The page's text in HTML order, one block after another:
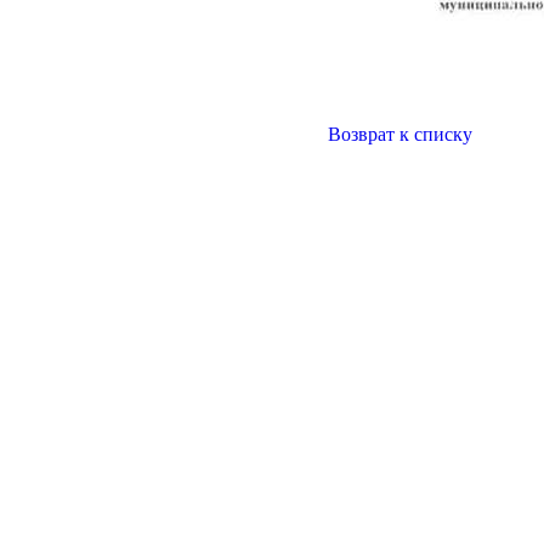
Возврат к списку